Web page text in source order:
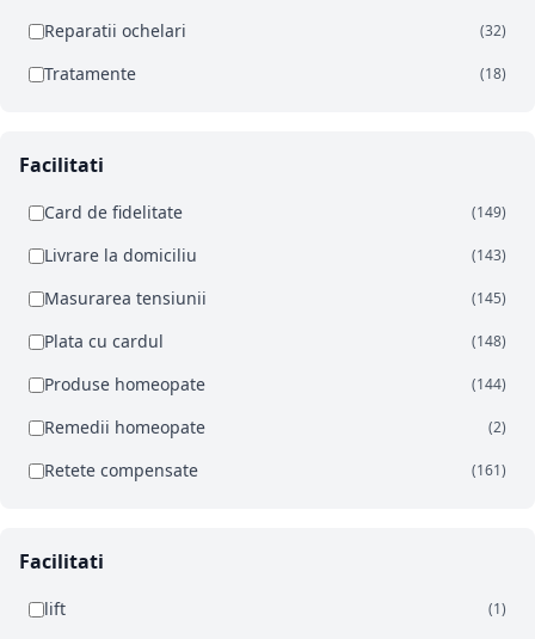
Reparatii ochelari (32)
Tratamente (18)
Facilitati
Card de fidelitate (149)
Livrare la domiciliu (143)
Masurarea tensiunii (145)
Plata cu cardul (148)
Produse homeopate (144)
Remedii homeopate (2)
Retete compensate (161)
Facilitati
lift (1)